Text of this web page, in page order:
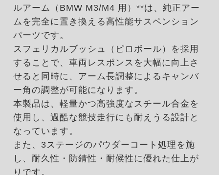
ルアーム（BMW M3/M4 用）**は、純正アー
ムを完全に置き換える高性能サスペンション
パーツです。
スフェリカルブッシュ（ピロボール）を採用
することで、車両レスポンスを大幅に向上さ
せると同時に、アーム長調整によるキャンバ
ー角の調整が可能になります。
本製品は、軽量かつ高強度なスチール合金を
使用し、過酷な競技走行にも耐えうる設計と
なっています。
また、3ステージのパウダーコート処理を施
し、耐久性・防錆性・耐候性に優れた仕上が
りです。